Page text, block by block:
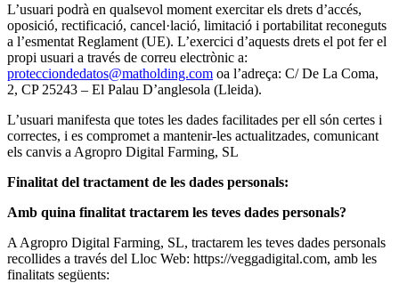
L’usuari podrà en qualsevol moment exercitar els drets d’accés,
oposició, rectificació, cancel·lació, limitació i portabilitat reconeguts
a l’esmentat Reglament (UE). L’exercici d’aquests drets el pot fer el
propi usuari a través de correu electrònic a:
protecciondedatos@matholding.com oa l’adreça: C/ De La Coma,
2, CP 25243 – El Palau D’anglesola (Lleida).
L’usuari manifesta que totes les dades facilitades per ell són certes i
correctes, i es compromet a mantenir-les actualitzades, comunicant
els canvis a Agropro Digital Farming, SL
Finalitat del tractament de les dades personals:
Amb quina finalitat tractarem les teves dades personals?
A Agropro Digital Farming, SL, tractarem les teves dades personals
recollides a través del Lloc Web: https://veggadigital.com, amb les
finalitats següents: